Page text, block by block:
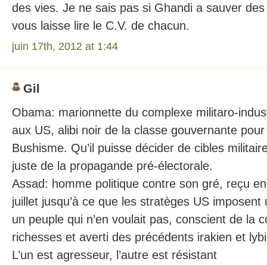
des vies. Je ne sais pas si Ghandi a sauver
vous laisse lire le C.V. de chacun.
juin 17th, 2012 at 1:44
Gil
Obama: marionnette du complexe militaro-
aux US, alibi noir de la classe gouvernante
Bushisme. Qu’il puisse décider de cibles
juste de la propagande pré-électorale.
Assad: homme politique contre son gré, reçu
juillet jusqu’à ce que les stratèges US
un peuple qui n’en voulait pas, conscient de la
richesses et averti des précédents irakien et
L’un est agresseur, l’autre est résistant